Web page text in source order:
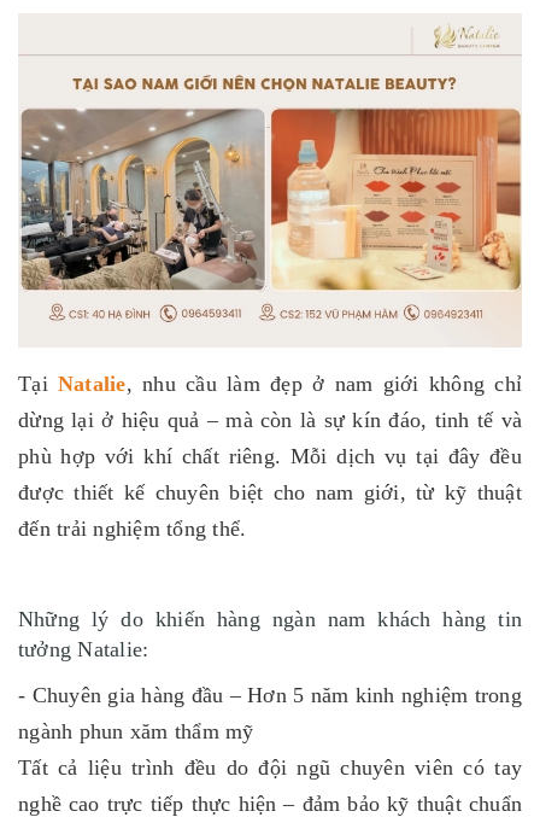
Tại Natalie, nhu cầu làm đẹp ở nam giới không chỉ
dừng lại ở hiệu quả – mà còn là sự kín đáo, tinh tế và
phù hợp với khí chất riêng. Mỗi dịch vụ tại đây đều
được thiết kế chuyên biệt cho nam giới, từ kỹ thuật
đến trải nghiệm tổng thể.
Những lý do khiến hàng ngàn nam khách hàng tin
tưởng Natalie:
- Chuyên gia hàng đầu – Hơn 5 năm kinh nghiệm trong
ngành phun xăm thẩm mỹ
Tất cả liệu trình đều do đội ngũ chuyên viên có tay
nghề cao trực tiếp thực hiện – đảm bảo kỹ thuật chuẩn